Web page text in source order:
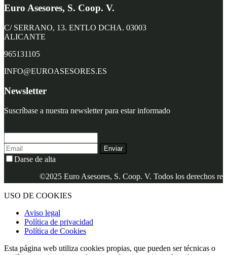
Euro Asesores, S. Coop. V.
C/ SERRANO, 13. ENTLO DCHA. 03003
ALICANTE
965131105
INFO@EUROASESORES.ES
Newsletter
Suscríbase a nuestra newsletter para estar informado
Enviar
Darse de alta
©2025 Euro Asesores, S. Coop. V. Todos los derechos
USO DE COOKIES
Aviso legal
Política de privacidad
Política de Cookies
Esta página web utiliza cookies propias, que pueden ser técnicas o